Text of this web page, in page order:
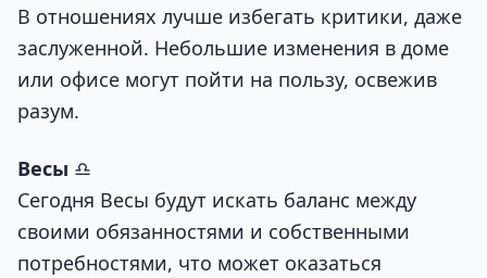
В отношениях лучше избегать критики, даже
заслуженной. Небольшие изменения в доме
или офисе могут пойти на пользу, освежив
разум.
Весы ♎
Сегодня Весы будут искать баланс между
своими обязанностями и собственными
потребностями, что может оказаться